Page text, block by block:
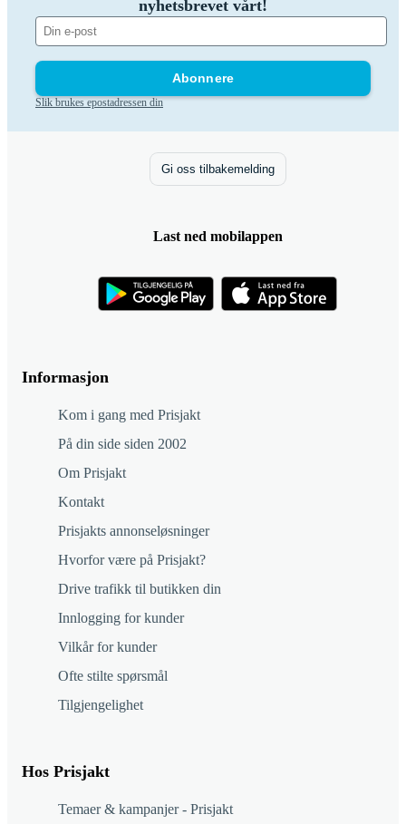
nyhetsbrevet vårt!
Abonnere
Slik brukes epostadressen din
Informasjon
Kom i gang med Prisjakt
På din side siden 2002
Om Prisjakt
Kontakt
Prisjakts annonseløsninger
Hvorfor være på Prisjakt?
Drive trafikk til butikken din
Innlogging for kunder
Vilkår for kunder
Ofte stilte spørsmål
Tilgjengelighet
Hos Prisjakt
Temaer & kampanjer - Prisjakt
Gi oss tilbakemelding
Last ned mobilappen